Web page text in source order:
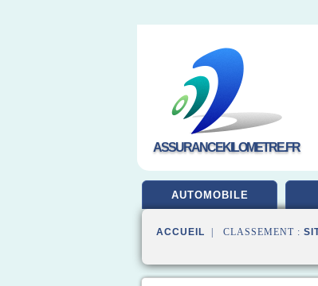
ASSURANCEKILOMETRE.FR
AUTOMOBILE
ACCUEIL | CLASSEMENT :